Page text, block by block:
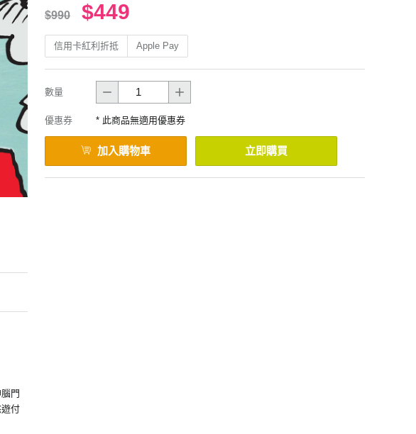
門
付
$990 $449
信用卡紅利折抵 Apple Pay
數量
優惠券 * 此商品無適用優惠券
加入購物車 立即購買